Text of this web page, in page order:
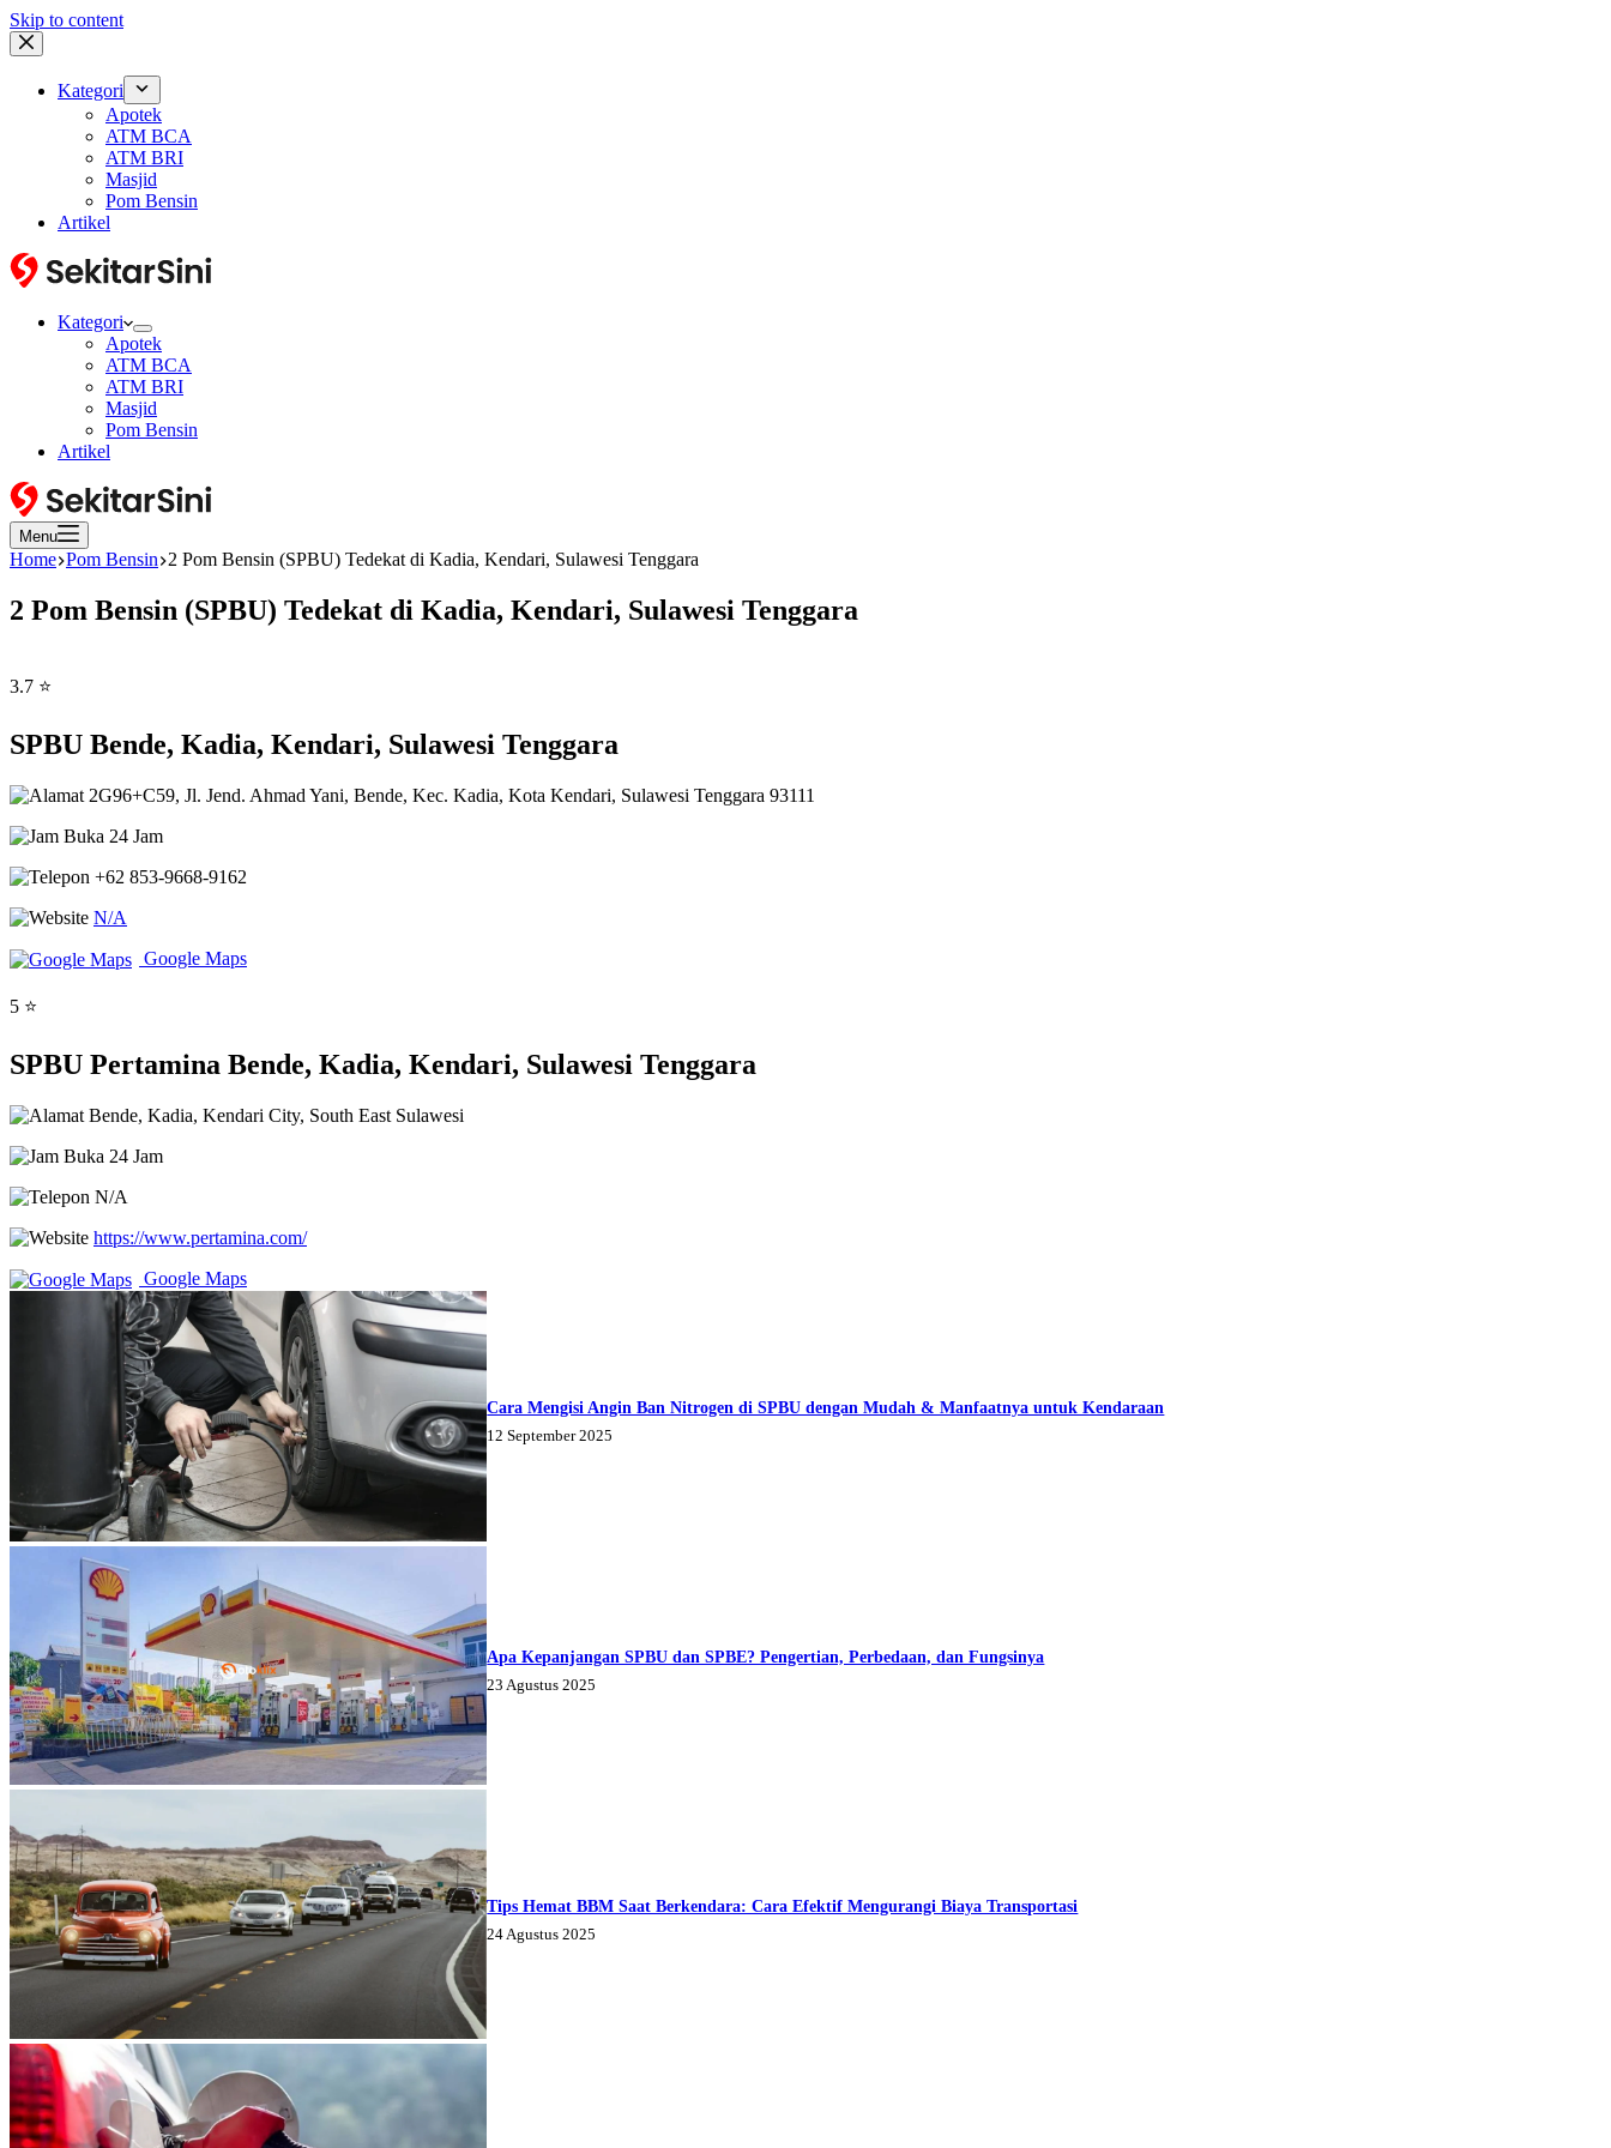
Skip to content
Kategori
Apotek
ATM BCA
ATM BRI
Masjid
Pom Bensin
Artikel
Kategori
Apotek
ATM BCA
ATM BRI
Masjid
Pom Bensin
Artikel
Menu
Home Pom Bensin 2 Pom Bensin (SPBU) Tedekat di Kadia, Kendari, Sulawesi Tenggara
2 Pom Bensin (SPBU) Tedekat di Kadia, Kendari, Sulawesi Tenggara
3.7 ⭐
SPBU Bende, Kadia, Kendari, Sulawesi Tenggara
2G96+C59, Jl. Jend. Ahmad Yani, Bende, Kec. Kadia, Kota Kendari, Sulawesi Tenggara 93111
Buka 24 Jam
+62 853-9668-9162
N/A
Google Maps
5 ⭐
SPBU Pertamina Bende, Kadia, Kendari, Sulawesi Tenggara
Bende, Kadia, Kendari City, South East Sulawesi
Buka 24 Jam
N/A
https://www.pertamina.com/
Google Maps
Cara Mengisi Angin Ban Nitrogen di SPBU dengan Mudah & Manfaatnya untuk Kendaraan
12 September 2025
Apa Kepanjangan SPBU dan SPBE? Pengertian, Perbedaan, dan Fungsinya
23 Agustus 2025
Tips Hemat BBM Saat Berkendara: Cara Efektif Mengurangi Biaya Transportasi
24 Agustus 2025